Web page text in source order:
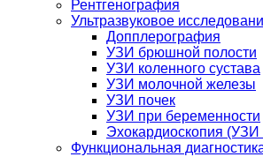
Рентгенография
Ультразвуковое
Допплерография
УЗИ брюшной полости
УЗИ коленного сустава
УЗИ молочной железы
УЗИ почек
УЗИ при беременности
Эхокардиоскопия (УЗИ
Функциональная